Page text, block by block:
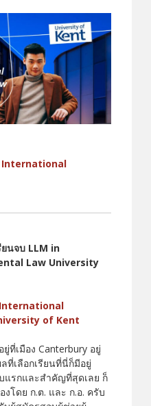
International
นจบ LLM in
Law University
of Kent
ที่เมือง Canterbury อยู่
ที่เลือกเรียนที่นี่ก็มีอยู่
รกและสำคัญที่สุดเลย ก็
โดย ก.ต. และ ก.อ. ครับ